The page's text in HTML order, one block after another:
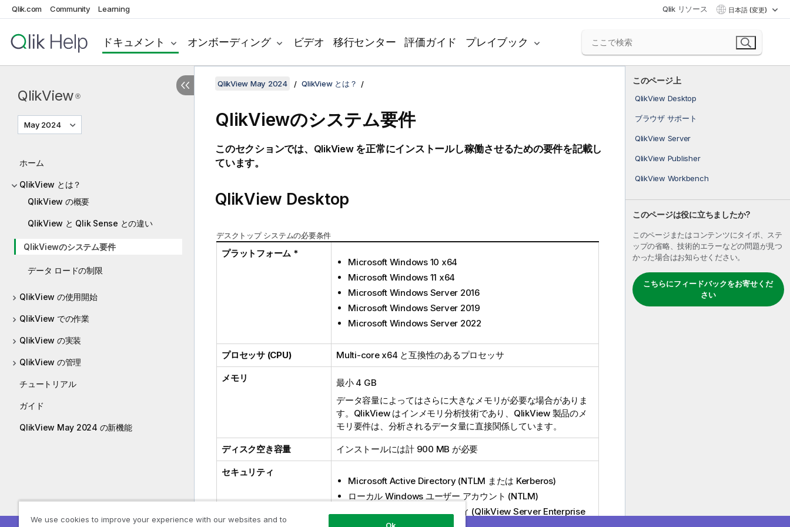
Qlik.com Community Learning Qlik リソース 日本語 (変更)
ドキュメント オンボーディング ビデオ 移行センター 評価ガイド プレイブック
QlikView ®
May 2024
ホーム
QlikView とは？
QlikView の概要
QlikView と Qlik Sense との違い
QlikViewのシステム要件
データ ロードの制限
QlikView の使用開始
QlikView での作業
QlikView の実装
QlikView の管理
チュートリアル
ガイド
QlikView May 2024 の新機能
このページ上
QlikView Desktop
ブラウザ サポート
QlikView Server
QlikView Publisher
QlikView Workbench
このページは役に立ちましたか?
このページまたはコンテンツにタイポ、ステ
ップの省略、技術的エラーなどの問題が見つ
かった場合はお知らせください。
こちらにフィードバックをお寄せくだ
さい
QlikView May 2024 QlikView とは？
QlikViewのシステム要件
このセクションでは、 QlikViewを正常にインストールし稼働させるための要件を記載し
ています。
QlikView Desktop
デスクトップ システムの必要条件
プラットフォーム *
Microsoft Windows 10 x64
Microsoft Windows 11 x64
Microsoft Windows Server 2016
Microsoft Windows Server 2019
Microsoft Windows Server 2022
プロセッサ (CPU) Multi-core x64 と互換性のあるプロセッサ
メモリ
最小 4 GB
データ容量によってはさらに大きなメモリが必要な場合がありま
す。 QlikViewはインメモリ分析技術であり、 QlikView製品のメ
モリ要件は、分析されるデータ量に直接関係しています。
ディスク空き容量 インストールには計 900 MB が必要
セキュリティ
Microsoft Active Directory(NTLM または Kerberos)
ローカル Windows ユーザー アカウント (NTLM)
サードパーティ製セキュリティ (QlikView Server Enterprise
が必要)
We use cookies to improve your experience with our websites and to